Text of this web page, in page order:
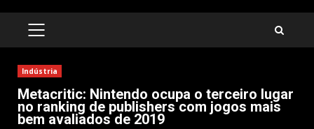
PRIMARY
Indústria
Metacritic: Nintendo ocupa o terceiro lugar
no ranking de publishers com jogos mais
bem avaliados de 2019